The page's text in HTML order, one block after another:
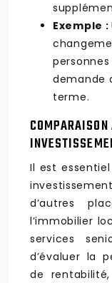
Exemple :
demande
terme.
COMPARAISON
Il est
d’autres
l’immobilier
services
d’évaluer la
de